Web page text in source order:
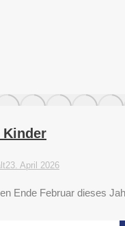
Kinder
23. April 2026
Ende Februar dieses